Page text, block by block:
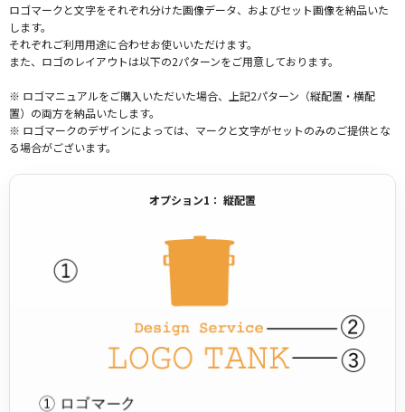
ロゴマークと文字をそれぞれ分けた画像データ、およびセット画像を納品いた
します。
それぞれご利用用途に合わせお使いいただけます。
また、ロゴのレイアウトは以下の2パターンをご用意しております。
※ ロゴマニュアルをご購入いただいた場合、上記2パターン（縦配置・横配
置）の両方を納品いたします。
※ ロゴマークのデザインによっては、マークと文字がセットのみのご提供とな
る場合がございます。
オプション1： 縦配置